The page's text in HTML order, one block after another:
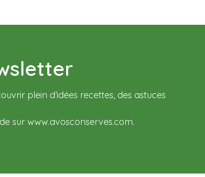
plein d’idées recettes, des astuces
sur www.avosconserves.com.